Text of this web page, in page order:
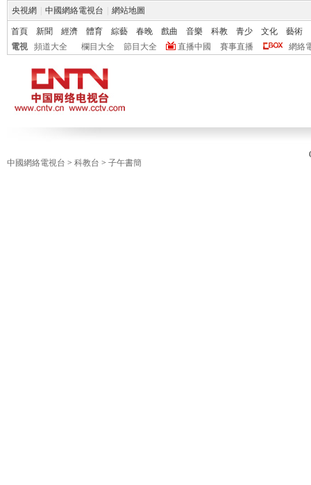
央視網 中國網絡電視台 網站地圖
首頁 新聞 經濟 體育 綜藝 春晚 戲曲 音樂 科教 青少 文化
藝術
電視
頻道大全 欄目大全 節目大全 直播中國 賽事直播 網絡
中國網絡電視台 > 科教台 > 子午書簡